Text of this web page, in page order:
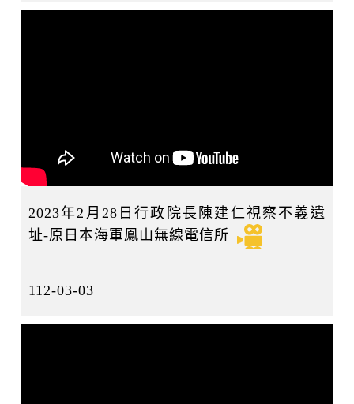
2023年2月28日行政院長陳建仁視察不義遺
址-原日本海軍鳳山無線電信所
112-03-03